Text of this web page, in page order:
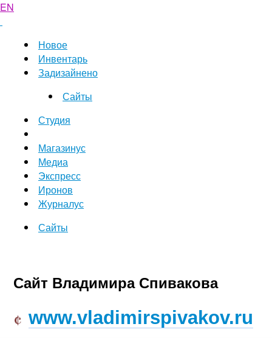
EN
Новое
Инвентарь
Задизайнено
Сайты
Студия
Магазинус
Медиа
Экспресс
Иронов
Журналус
Сайты
Сайт Владимира Спивакова
www.vladimirspivakov.ru